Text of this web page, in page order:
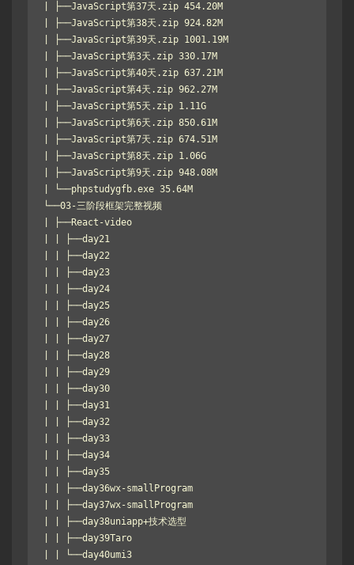
| ├──JavaScript第37天.zip 454.20M
| ├──JavaScript第38天.zip 924.82M
| ├──JavaScript第39天.zip 1001.19M
| ├──JavaScript第3天.zip 330.17M
| ├──JavaScript第40天.zip 637.21M
| ├──JavaScript第4天.zip 962.27M
| ├──JavaScript第5天.zip 1.11G
| ├──JavaScript第6天.zip 850.61M
| ├──JavaScript第7天.zip 674.51M
| ├──JavaScript第8天.zip 1.06G
| ├──JavaScript第9天.zip 948.08M
| └──phpstudygfb.exe 35.64M
└──03-三阶段框架完整视频
| ├──React-video
| | ├──day21
| | ├──day22
| | ├──day23
| | ├──day24
| | ├──day25
| | ├──day26
| | ├──day27
| | ├──day28
| | ├──day29
| | ├──day30
| | ├──day31
| | ├──day32
| | ├──day33
| | ├──day34
| | ├──day35
| | ├──day36wx-smallProgram
| | ├──day37wx-smallProgram
| | ├──day38uniapp+技术选型
| | ├──day39Taro
| | └──day40umi3